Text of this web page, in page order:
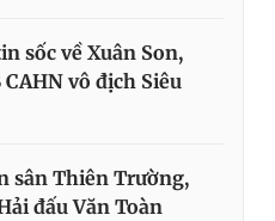
sốc về Xuân Son,
vô địch Siêu
sân Thiên Trường,
đấu Văn Toàn